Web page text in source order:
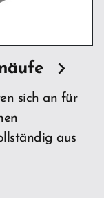
sich an für
aus